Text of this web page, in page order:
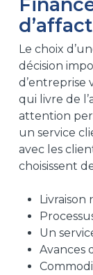
Le choix
décision
d’entreprise
qui livre de
attention
un service
avec les
choisissent
Livraison
Un
Avances